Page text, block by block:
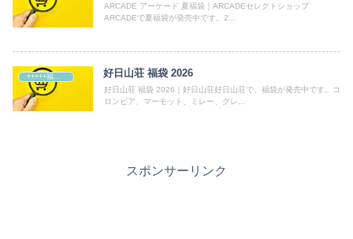
ARCADE アーケード 夏福袋｜ARCADEセレクトショップ
ARCADEで夏福袋が発売中です。2...
好日山荘 福袋 2026
好日山荘 福袋 2026｜好日山荘好日山荘で、福袋が発売中です。コ
ロンビア、マーモット、ミレー、グレ...
スポンサーリンク